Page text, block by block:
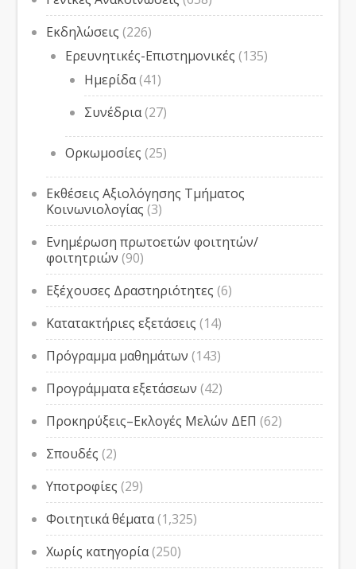
Εκδηλώσεις (226)
Ερευνητικές-Επιστημονικές (135)
Ημερίδα(41)
Συνέδρια(27)
Ορκωμοσίες (25)
Εκθέσεις Αξιολόγησης Τμήματος
Κοινωνιολογίας (3)
Ενημέρωση πρωτοετών φοιτητών/
φοιτητριών (90)
Εξέχουσες Δραστηριότητες (6)
Κατατακτήριες εξετάσεις (14)
Πρόγραμμα μαθημάτων (143)
Προγράμματα εξετάσεων (42)
Προκηρύξεις–Εκλογές Μελών ΔΕΠ (62)
Σπουδές (2)
Υποτροφίες (29)
Φοιτητικά θέματα(1,325)
Χωρίς κατηγορία(250)